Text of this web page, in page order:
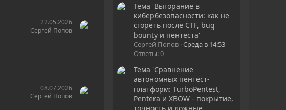
22.05.2026
Сергей Попов
08.07.2026
Сергей Попов
Тема 'Выгорание в
кибербезопасности: как не
сгореть после CTF, bug
bounty и пентеста'
Сергей Попов Среда в 14:53
Ответы: 0
Тема 'Сравнение
автономных пентест-
платформ: TurboPentest,
Pentera и XBOW - покрытие,